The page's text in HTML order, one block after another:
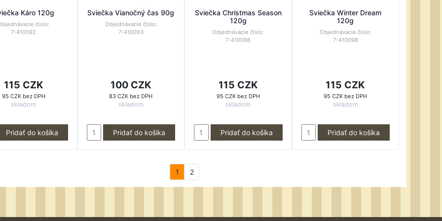
Káro 120g
číslo:
7-410092
115 CZK
95 CZK bez DPH
skladom
Pridať do košíka
Sviečka Vianočný čas 90g
Objednávacie číslo:
7-410093
100 CZK
83 CZK bez DPH
skladom
Pridať do košíka
Sviečka Christmas Season
120g
Objednávacie číslo:
7-410096
115 CZK
95 CZK bez DPH
skladom
Pridať do košíka
Sviečka Winter Dream
120g
Objednávacie číslo:
7-410098
115 CZK
95 CZK bez DPH
skladom
Pridať do košíka
1 2